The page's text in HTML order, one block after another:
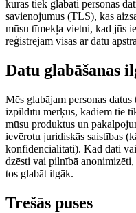
kurās tiek glabāti personas
savienojumus (TLS), kas
mūsu tīmekļa vietni, kad jūs
reģistrējam visas ar datu
Datu glabāšanas
Mēs glabājam personas
izpildītu mērķus, kādiem tie
mūsu produktus un
ievērotu juridiskās saistības
konfidencialitāti). Kad dati
dzēsti vai pilnībā
tos glabāt ilgāk.
Trešās puses